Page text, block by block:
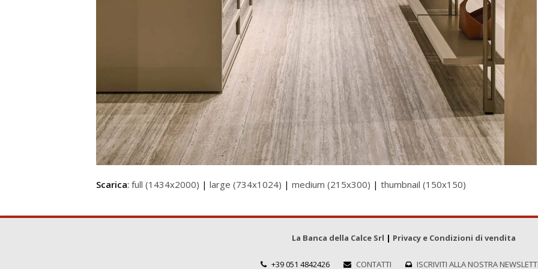
Scarica: full (1434x2000) | large (734x1024) | medium (215x300) | thumbnail (150x150)
La Banca della Calce Srl | Privacy e Condizioni di vendita
+39 051 4842426 CONTATTI ISCRIVITI ALLA NOSTRA